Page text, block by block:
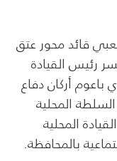
قائد محور عتق
بن لكسر رئيس القيادة
باعوم أركان دفاع
المحلية
المحلية
بالمحافظة.